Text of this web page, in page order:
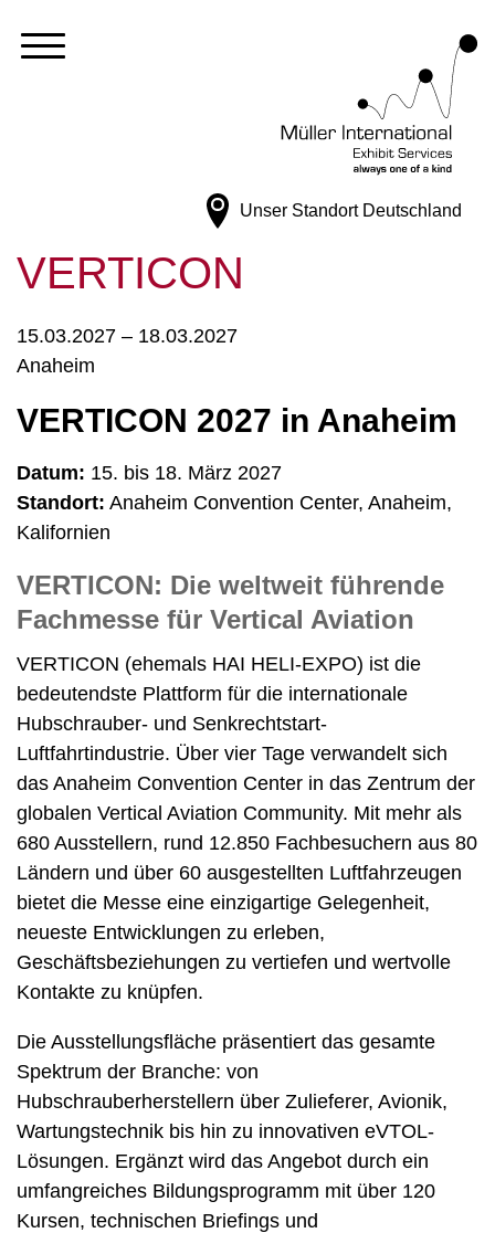
Unser Standort Deutschland
VERTICON
15.03.2027 – 18.03.2027
Anaheim
VERTICON 2027 in Anaheim
Datum: 15. bis 18. März 2027
Standort: Anaheim Convention Center, Anaheim,
Kalifornien
VERTICON: Die weltweit führende
Fachmesse für Vertical Aviation
VERTICON (ehemals HAI HELI-EXPO) ist die
bedeutendste Plattform für die internationale
Hubschrauber- und Senkrechtstart-
Luftfahrtindustrie. Über vier Tage verwandelt sich
das Anaheim Convention Center in das Zentrum der
globalen Vertical Aviation Community. Mit mehr als
680 Ausstellern, rund 12.850 Fachbesuchern aus 80
Ländern und über 60 ausgestellten Luftfahrzeugen
bietet die Messe eine einzigartige Gelegenheit,
neueste Entwicklungen zu erleben,
Geschäftsbeziehungen zu vertiefen und wertvolle
Kontakte zu knüpfen.
Die Ausstellungsfläche präsentiert das gesamte
Spektrum der Branche: von
Hubschrauberherstellern über Zulieferer, Avionik,
Wartungstechnik bis hin zu innovativen eVTOL-
Lösungen. Ergänzt wird das Angebot durch ein
umfangreiches Bildungsprogramm mit über 120
Kursen, technischen Briefings und